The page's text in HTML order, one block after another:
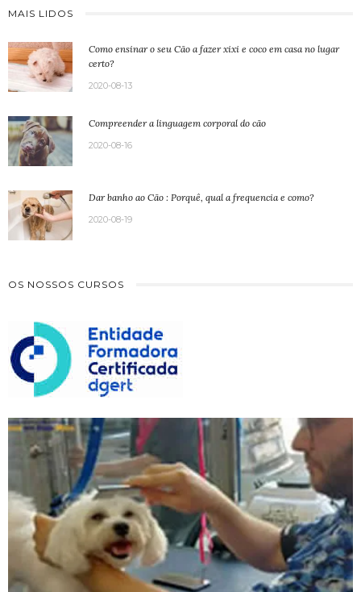
MAIS LIDOS
Como ensinar o seu Cão a fazer xixi e coco em casa no lugar
certo?
2020-08-13
Compreender a linguagem corporal do cão
2020-08-16
Dar banho ao Cão : Porquê, qual a frequencia e como?
2020-08-19
OS NOSSOS CURSOS